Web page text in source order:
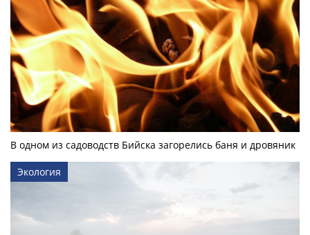
В одном из садоводств Бийска загорелись баня и дровяник
Экология